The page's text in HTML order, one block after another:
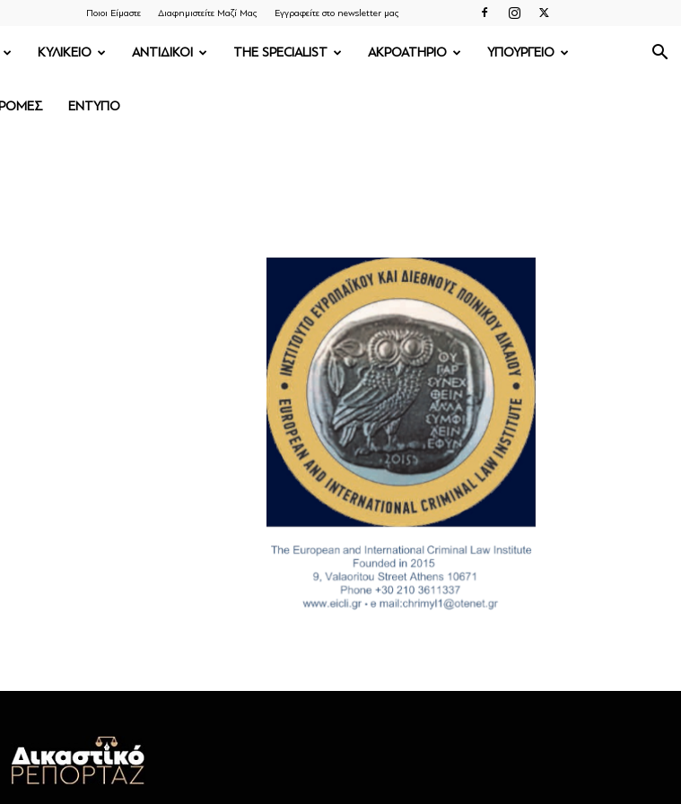
Ποιοι Είμαστε Διαφημιστείτε Μαζί Μας Εγγραφείτε στο newsletter μας
ΚΥΛΙΚΕΙΟ ΑΝΤΙΔΙΚΟΙ THE SPECIALIST ΑΚΡΟΑΤΗΡΙΟ ΥΠΟΥΡΓΕΙΟ
ΕΝΤΥΠΟ